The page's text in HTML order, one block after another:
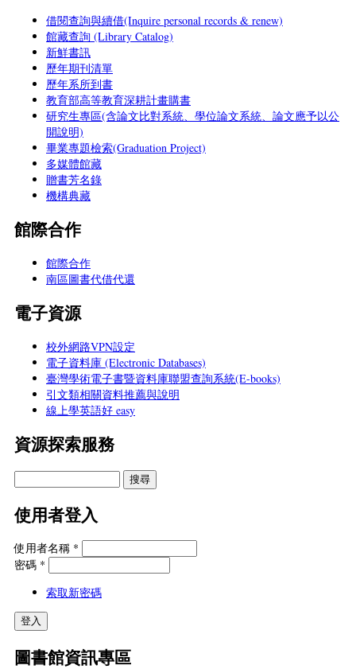
借閱查詢與續借(Inquire personal records & renew)
館藏查詢 (Library Catalog)
新鮮書訊
歷年期刊清單
歷年系所到書
教育部高等教育深耕計畫購書
研究生專區(含論文比對系統、學位論文系統、論文應予以公
開說明)
畢業專題檢索(Graduation Project)
多媒體館藏
贈書芳名錄
機構典藏
館際合作
館際合作
南區圖書代借代還
電子資源
校外網路VPN設定
電子資料庫 (Electronic Databases)
臺灣學術電子書暨資料庫聯盟查詢系統(E-books)
引文類相關資料推薦與說明
線上學英語好 easy
資源探索服務
使用者登入
使用者名稱 *
密碼 *
索取新密碼
圖書館資訊專區